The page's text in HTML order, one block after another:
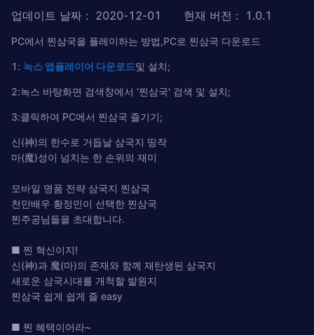
업데이트 날짜 : 2020-12-01 현재 버전 : 1.0.1
PC에서 찐삼국을 플레이하는 방법,PC로 찐삼국 다운로드
1: 녹스 앱플레이어 다운로드및 설치;
2:녹스 바탕화면 검색창에서 '찐삼국' 검색 및 설치;
3:클릭하여 PC에서 찐삼국 즐기기;
신(神)의 한수로 거듭날 삼국지 띵작
마(魔)성이 넘치는 한 손위의 재미
모바일 명품 전략 삼국지 찐삼국
천만배우 황정민이 선택한 찐삼국
찐주공님들을 초대합니다.
■ 찐 혁신이지!
신(神)과 魔(마)의 존재와 함께 재탄생된 삼국지
새로운 삼국시대를 개척할 발원지
찐삼국 쉽게 쉽게 즐 easy
■ 찐 혜택이어라~